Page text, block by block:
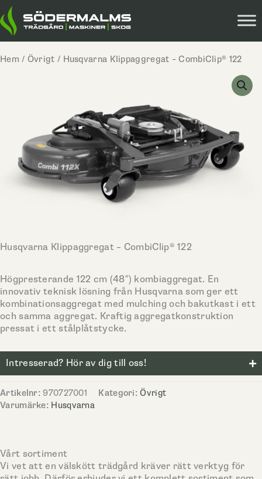
Hoppa
till
innehåll
Hem / Övrigt / Husqvarna Klippaggregat – CombiClip® 122
Husqvarna Klippaggregat – CombiClip® 122
Högpresterande 122 cm (48″) kombiaggregat. En
innovativ teknisk lösning från Husqvarna som ger ett
kombinationsaggregat med mulching och bakutkast i ett
och samma aggregat. Kraftig aggregatkonstruktion
pressat i ett stålplåtstycke.
Intresserad? Hör av dig till oss!
Artikelnr:970727001 Kategori:Övrigt
Varumärke: Husqvarna
Vårt sortiment
Vi vet att en välskött trädgård kräver rätt verktyg för